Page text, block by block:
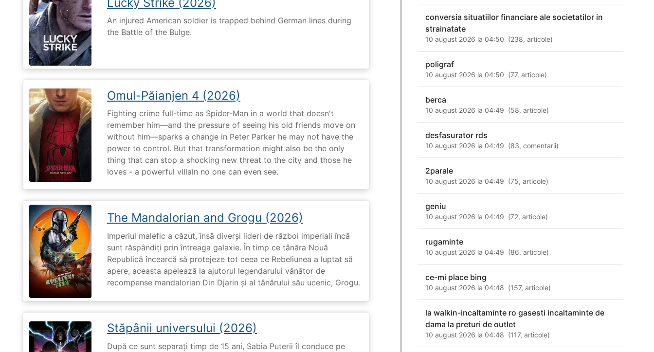
An injured American soldier is trapped behind German lines during
the Battle of the Bulge.
Omul-Păianjen 4 (2026)
Fighting crime full-time as Spider-Man in a world that doesn't
remember him—and the pressure of seeing his old friends move on
without him—sparks a change in Peter Parker he may not have the
power to control. But that transformation might also be the only
thing that can stop a shocking new threat to the city and those he
loves - a powerful villain no one can even see.
The Mandalorian and Grogu (2026)
Imperiul malefic a căzut, însă diverși lideri de război imperiali încă
sunt răspândiți prin întreaga galaxie. În timp ce tânăra Nouă
Republică încearcă să protejeze tot ceea ce Rebeliunea a luptat să
apere, aceasta apelează la ajutorul legendarului vânător de
recompense mandalorian Din Djarin și al tânărului său ucenic, Grogu.
Stăpânii universului (2026)
După ce sunt separați timp de 15 ani, Sabia Puterii îl conduce pe
conversia situatiilor financiare ale societatilor in
strainatate
10 august 2026 la 04:50 (238,articole)
poligraf
10 august 2026 la 04:50 (77,articole)
berca
10 august 2026 la 04:49 (58,articole)
desfasurator rds
10 august 2026 la 04:49 (83,comentarii)
2parale
10 august 2026 la 04:49 (75,articole)
geniu
10 august 2026 la 04:49 (72,articole)
rugaminte
10 august 2026 la 04:49 (86,articole)
ce-mi place bing
10 august 2026 la 04:48 (157,articole)
la walkin-incaltaminte ro gasesti incaltaminte de
dama la preturi de outlet
10 august 2026 la 04:48 (117,articole)